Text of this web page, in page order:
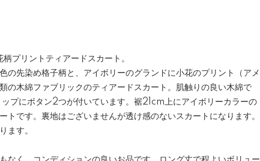
プリントティアードスカート。
の先染め格子柄と、アイボリーのグランドに小花のプリント（アメ
の木綿ファブリックのティアードスカート。肌触りの良い木綿で
プにボタン2つが付いています。裾21cm上にアイボリーカラーの
です。裏地はございませんが透け感のないスカートになります。
ます。